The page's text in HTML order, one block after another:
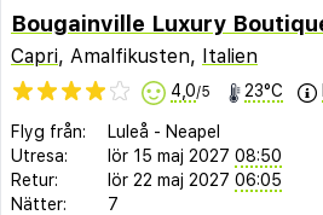
Capri, Amalfikusten, Italien
4,0/5 23°C
Flyg från: Luleå - Neapel
Utresa:
lör 15 maj 2027 08:50
Retur:
lör 22 maj 2027 06:05
Nätter:
7